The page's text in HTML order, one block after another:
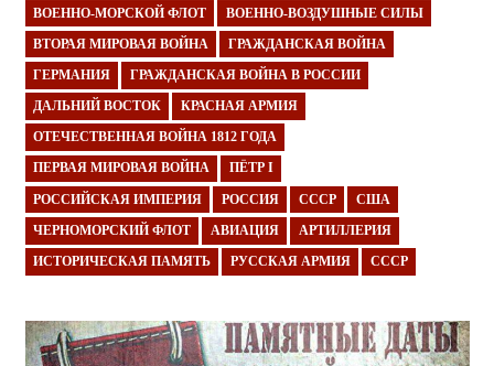
ВОЕННО-МОРСКОЙ ФЛОТ ВОЕННО-ВОЗДУШНЫЕ СИЛЫ
ВТОРАЯ МИРОВАЯ ВОЙНА ГРАЖДАНСКАЯ ВОЙНА
ГЕРМАНИЯ ГРАЖДАНСКАЯ ВОЙНА В РОССИИ
ДАЛЬНИЙ ВОСТОК КРАСНАЯ АРМИЯ
ОТЕЧЕСТВЕННАЯ ВОЙНА 1812 ГОДА
ПЕРВАЯ МИРОВАЯ ВОЙНА ПЁТР I
РОССИЙСКАЯ ИМПЕРИЯ РОССИЯ СССР США
ЧЕРНОМОРСКИЙ ФЛОТ АВИАЦИЯ АРТИЛЛЕРИЯ
ИСТОРИЧЕСКАЯ ПАМЯТЬ РУССКАЯ АРМИЯ СССР